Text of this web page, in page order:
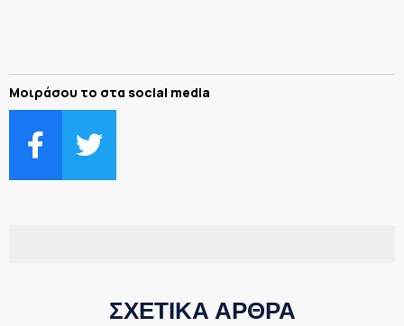
Μοιράσου το στα social media
ΣΧΕΤΙΚΑ ΑΡΘΡΑ